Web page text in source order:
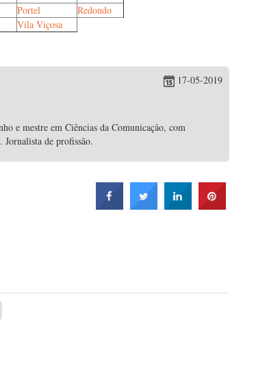
Portel
Redondo
Vila Viçosa
17-05-2019
e mestre em Ciências da Comunicação, com
Jornalista de profissão.